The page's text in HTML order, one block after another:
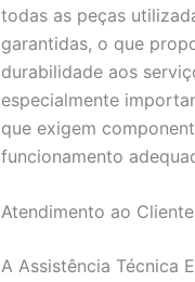
todas as peças
garantidas, o que
durabilidade aos
especialmente
que exigem
funcionamento
Atendimento ao Cliente
A Assistência Técnica